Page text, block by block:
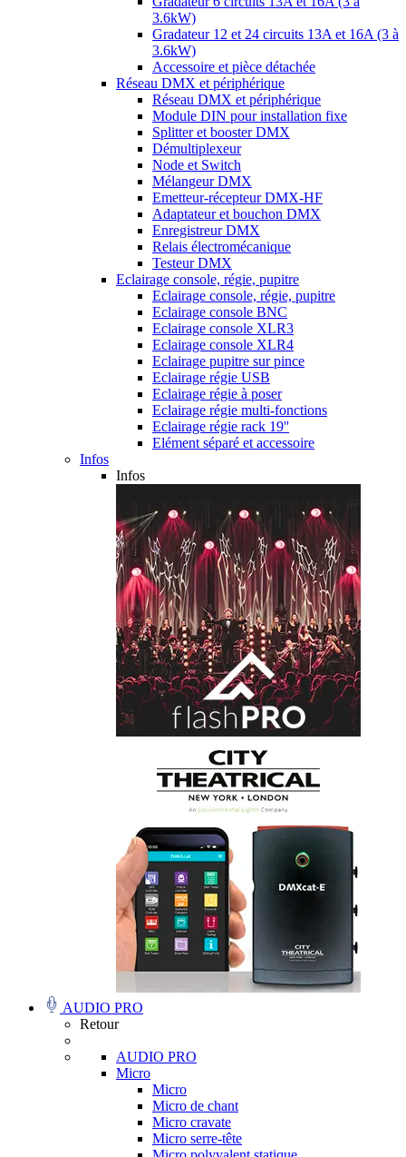
3.6kW)
Gradateur 12 et 24 circuits 13A et 16A (3 à
3.6kW)
Accessoire et pièce détachée
Réseau DMX et périphérique
Réseau DMX et périphérique
Module DIN pour installation fixe
Splitter et booster DMX
Démultiplexeur
Node et Switch
Mélangeur DMX
Emetteur-récepteur DMX-HF
Adaptateur et bouchon DMX
Enregistreur DMX
Relais électromécanique
Testeur DMX
Eclairage console, régie, pupitre
Eclairage console, régie, pupitre
Eclairage console BNC
Eclairage console XLR3
Eclairage console XLR4
Eclairage pupitre sur pince
Eclairage régie USB
Eclairage régie à poser
Eclairage régie multi-fonctions
Eclairage régie rack 19''
Elément séparé et accessoire
Infos
Infos
AUDIO PRO
Retour
AUDIO PRO
Micro
Micro
Micro de chant
Micro cravate
Micro serre-tête